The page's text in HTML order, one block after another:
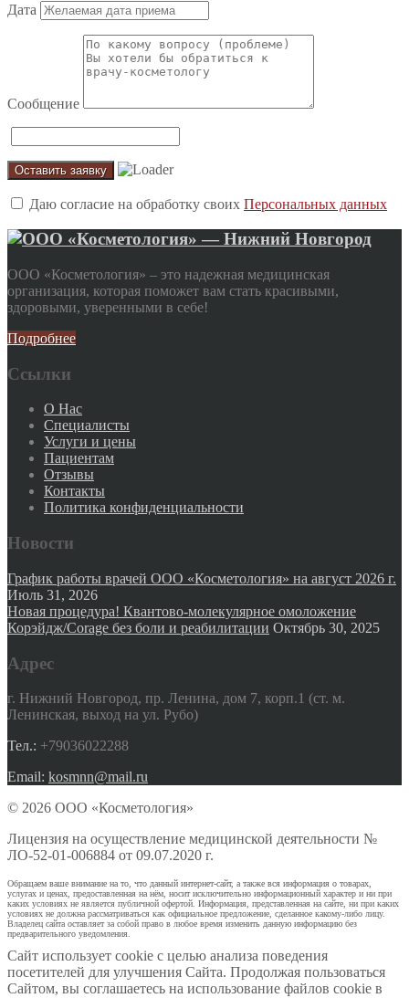
Дата
Сообщение
Даю согласие на обработку своих Персональных данных
ООО «Косметология» – это надежная медицинская
организация, которая поможет вам стать красивыми,
здоровыми, уверенными в себе!
Подробнее
Ссылки
О Нас
Специалисты
Услуги и цены
Пациентам
Отзывы
Контакты
Политика конфиденциальности
Новости
График работы врачей ООО «Косметология» на август 2026 г.
Июль 31, 2026
Новая процедура! Квантово-молекулярное омоложение
Корэйдж/Corage без боли и реабилитации Октябрь 30, 2025
Адрес
г. Нижний Новгород, пр. Ленина, дом 7, корп.1 (ст. м.
Ленинская, выход на ул. Рубо)
Тел.: +79036022288
Email: kosmnn@mail.ru
© 2026 ООО «Косметология»
Лицензия на осуществление медицинской деятельности №
ЛО-52-01-006884 от 09.07.2020 г.
Обращаем ваше внимание на то, что данный интернет-сайт, а также вся информация о товарах,
услугах и ценах, предоставленная на нём, носит исключительно информационный характер и ни при
каких условиях не является публичной офертой. Информация, представленная на сайте, ни при каких
условиях не должна рассматриваться как официальное предложение, сделанное какому-либо лицу.
Владелец сайта оставляет за собой право в любое время изменить данную информацию без
предварительного уведомления.
Сайт использует cookie с целью анализа поведения
посетителей для улучшения Сайта. Продолжая пользоваться
Сайтом, вы соглашаетесь на использование файлов cookie в